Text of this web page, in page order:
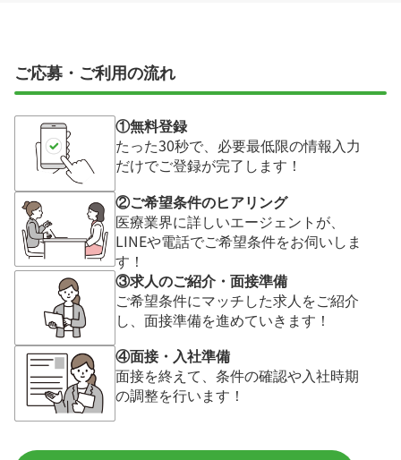
ご応募・ご利用の流れ
①無料登録
たった30秒で、必要最低限の情報入力
だけでご登録が完了します！
②ご希望条件のヒアリング
医療業界に詳しいエージェントが、
LINEや電話でご希望条件をお伺いしま
す！
③求人のご紹介・面接準備
ご希望条件にマッチした求人をご紹介
し、面接準備を進めていきます！
④面接・入社準備
面接を終えて、条件の確認や入社時期
の調整を行います！